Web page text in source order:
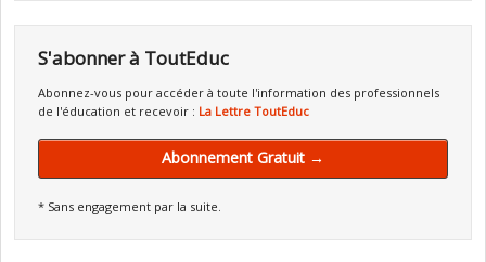
S'abonner à ToutEduc
Abonnez-vous pour accéder à toute l'information des professionnels
de l'éducation et recevoir : La Lettre ToutEduc
Abonnement Gratuit →
* Sans engagement par la suite.